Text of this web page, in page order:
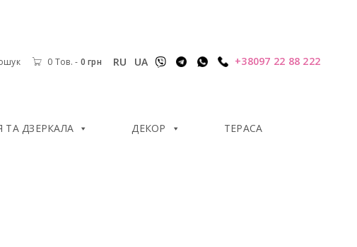
0 Тов. - 0 грн RU UA +38097 22 88 222
ТА ДЗЕРКАЛА ДЕКОР ТЕРАСА